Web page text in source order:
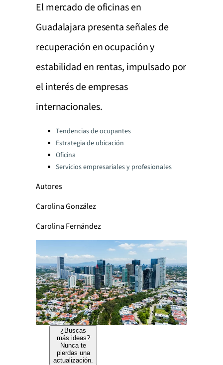
El mercado de oficinas en
Guadalajara presenta señales de
recuperación en ocupación y
estabilidad en rentas, impulsado por
el interés de empresas
internacionales.
Categories:Tendencias de ocupantes
Estrategia de ubicación
Oficina
Servicios empresariales y profesionales
Autores
Carolina González
Carolina Fernández
¿Buscas
más ideas?
Nunca te
pierdas una
actualización.